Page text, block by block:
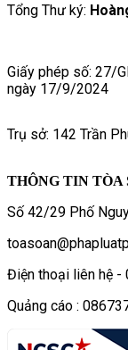
Tổng Thư ký:
Giấy phép số: 27/
ngày 17/9/2024
Trụ sở: 142 Trần
THÔNG TIN TÒA
Số 42/29 Phố
Điện thoại liên hệ -
Quảng cáo :